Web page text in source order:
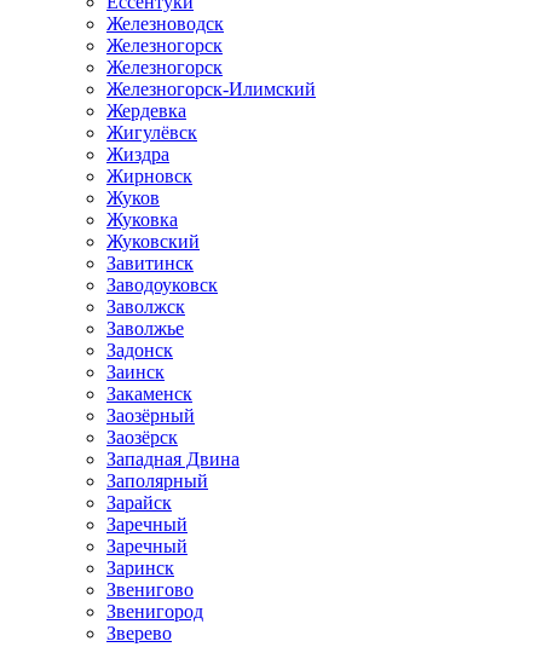
Железноводск
Железногорск
Железногорск
Железногорск-Илимский
Жердевка
Жигулёвск
Жиздра
Жирновск
Жуков
Жуковка
Жуковский
Завитинск
Заводоуковск
Заволжск
Заволжье
Задонск
Заинск
Закаменск
Заозёрный
Заозёрск
Западная Двина
Заполярный
Зарайск
Заречный
Заречный
Заринск
Звенигово
Звенигород
Зверево